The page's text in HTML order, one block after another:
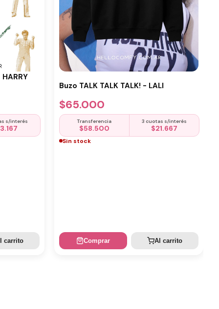
s/interés
carrito
Buzo TALK TALK TALK! - LALI
$65.000
Transferencia
$58.500
3 cuotas s/interés
$21.667
Sin stock
Comprar Al carrito